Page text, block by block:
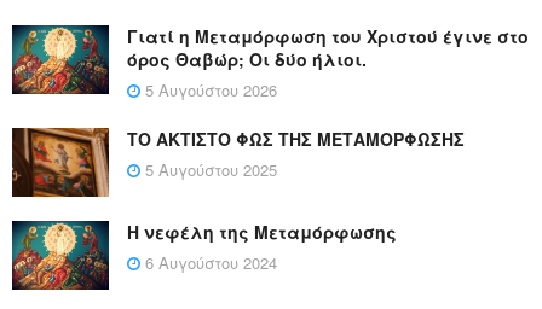
Γιατί η Μεταμόρφωση του Χριστού έγινε στο
όρος Θαβώρ; Οι δύο ήλιοι.
5 Αυγούστου 2026
ΤΟ ΑΚΤΙΣΤΟ ΦΩΣ ΤΗΣ ΜΕΤΑΜΟΡΦΩΣΗΣ
5 Αυγούστου 2025
Η νεφέλη της Μεταμόρφωσης
6 Αυγούστου 2024